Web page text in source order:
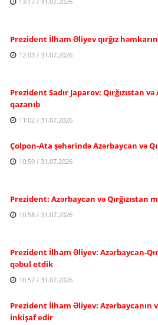
Prezident İlham Əliyev qırğız
12:03 / 31.07.2026
Prezident Sadır Japarov: Qırğızıstan
qazanıb
11:02 / 31.07.2026
Çolpon-Ata şəhərində Azərbaycan və
10:59 / 31.07.2026
Prezident: Azərbaycan və
10:58 / 31.07.2026
Prezident İlham Əliyev: Azərbaycan-
qəbul etdik
10:57 / 31.07.2026
Prezident İlham Əliyev: Azərbaycanın
inkişaf edir